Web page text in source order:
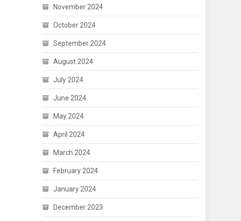
November 2024
October 2024
September 2024
August 2024
July 2024
June 2024
May 2024
April 2024
March 2024
February 2024
January 2024
December 2023